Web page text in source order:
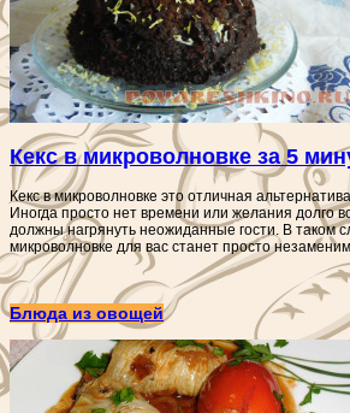
Кекс в микроволновке за 5
Кекс в микроволновке это отличная
Иногда просто нет времени или желания долго
должны нагрянуть неожиданные гости. В таком
микроволновке для вас станет просто
Блюда из овощей